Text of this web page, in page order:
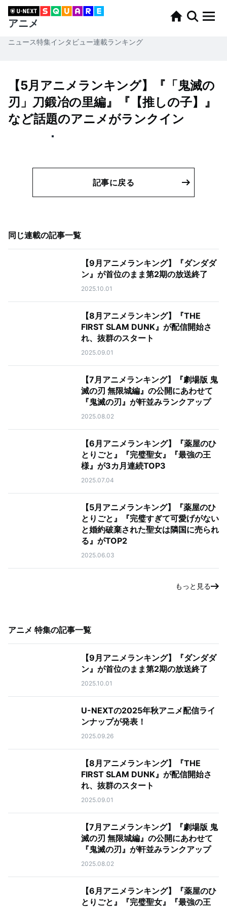
アニメ
ニュース特集インタビュー連載ランキング
【5月アニメランキング】『「鬼滅の
刃」刀鍛冶の里編』『【推しの子】』
など話題のアニメがランクイン
記事に戻る
同じ連載の記事一覧
【9月アニメランキング】『ダンダダ
ン』が首位のまま第2期の放送終了
2025.10.01
【8月アニメランキング】『THE
FIRST SLAM DUNK』が配信開始さ
れ、抜群のスタート
2025.09.01
【7月アニメランキング】『劇場版 鬼
滅の刃 無限城編』の公開にあわせて
『鬼滅の刃』が軒並みランクアップ
2025.08.02
【6月アニメランキング】『薬屋のひ
とりごと』『完璧聖女』『最強の王
様』が3カ月連続TOP3
2025.07.04
【5月アニメランキング】『薬屋のひ
とりごと』『完璧すぎて可愛げがない
と婚約破棄された聖女は隣国に売られ
る』がTOP2
2025.06.03
もっと見る
アニメ 特集の記事一覧
【9月アニメランキング】『ダンダダ
ン』が首位のまま第2期の放送終了
2025.10.01
U-NEXTの2025年秋アニメ配信ライ
ンナップが発表！
2025.09.26
【8月アニメランキング】『THE
FIRST SLAM DUNK』が配信開始さ
れ、抜群のスタート
2025.09.01
【7月アニメランキング】『劇場版 鬼
滅の刃 無限城編』の公開にあわせて
『鬼滅の刃』が軒並みランクアップ
2025.08.02
【6月アニメランキング】『薬屋のひ
とりごと』『完璧聖女』『最強の王